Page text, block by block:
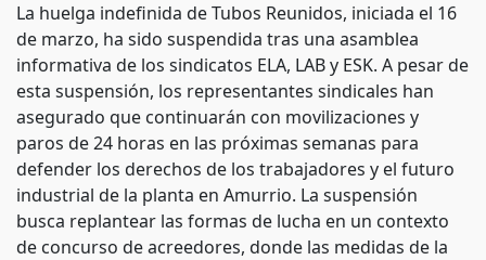
La huelga indefinida de Tubos Reunidos, iniciada el 16
de marzo, ha sido suspendida tras una asamblea
informativa de los sindicatos ELA, LAB y ESK. A pesar de
esta suspensión, los representantes sindicales han
asegurado que continuarán con movilizaciones y
paros de 24 horas en las próximas semanas para
defender los derechos de los trabajadores y el futuro
industrial de la planta en Amurrio. La suspensión
busca replantear las formas de lucha en un contexto
de concurso de acreedores, donde las medidas de la